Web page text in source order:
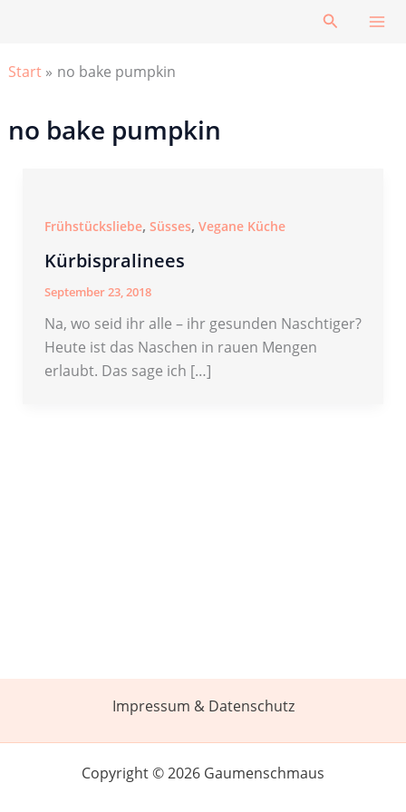
Suchen
Start no bake pumpkin
no bake pumpkin
Frühstücksliebe, Süsses, Vegane Küche
Kürbispralinees
September 23, 2018
Na, wo seid ihr alle – ihr gesunden Naschtiger?
Heute ist das Naschen in rauen Mengen
erlaubt. Das sage ich […]
Impressum & Datenschutz
Copyright © 2026 Gaumenschmaus